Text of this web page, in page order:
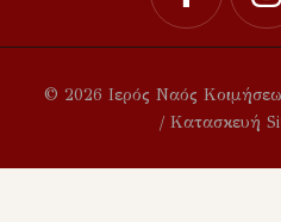
© 2026 Ιερός Ναός
/ Κατασκευή